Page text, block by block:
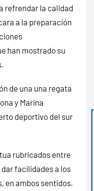
refrendar la calidad
a la preparación
han mostrado su
de una una regata
y Marina
deportivo del sur
rubricados entre
dar facilidades a los
en ambos sentidos.